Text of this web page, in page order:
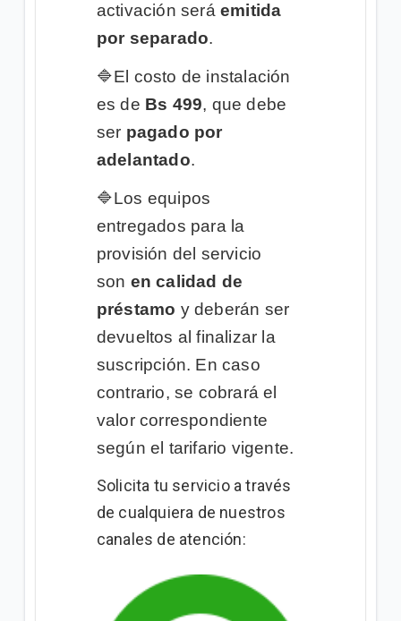
activación será emitida
por separado.
🔷El costo de instalación
es de Bs 499, que debe
ser pagado por
adelantado.
🔷Los equipos
entregados para la
provisión del servicio
son en calidad de
préstamo y deberán ser
devueltos al finalizar la
suscripción. En caso
contrario, se cobrará el
valor correspondiente
según el tarifario vigente.
Solicita tu servicio a través
de cualquiera de nuestros
canales de atención: